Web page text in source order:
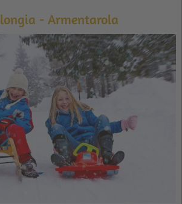
- Armentarola